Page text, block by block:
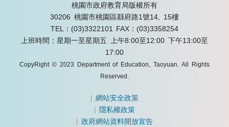
桃園市政府教育局版權所有
30206 桃園市桃園區縣府路1號14, 15樓
TEL：(03)3322101
FAX：(03)3358254
上班時間：星期一至星期五 上午8:00至12:00 下午13:00至
17:00
CopyRight © 2023 Department of Education, Taoyuan. All Rights
Reserved.
|網站安全政策
| 隱私權政策
|政府網站資料開放宣告